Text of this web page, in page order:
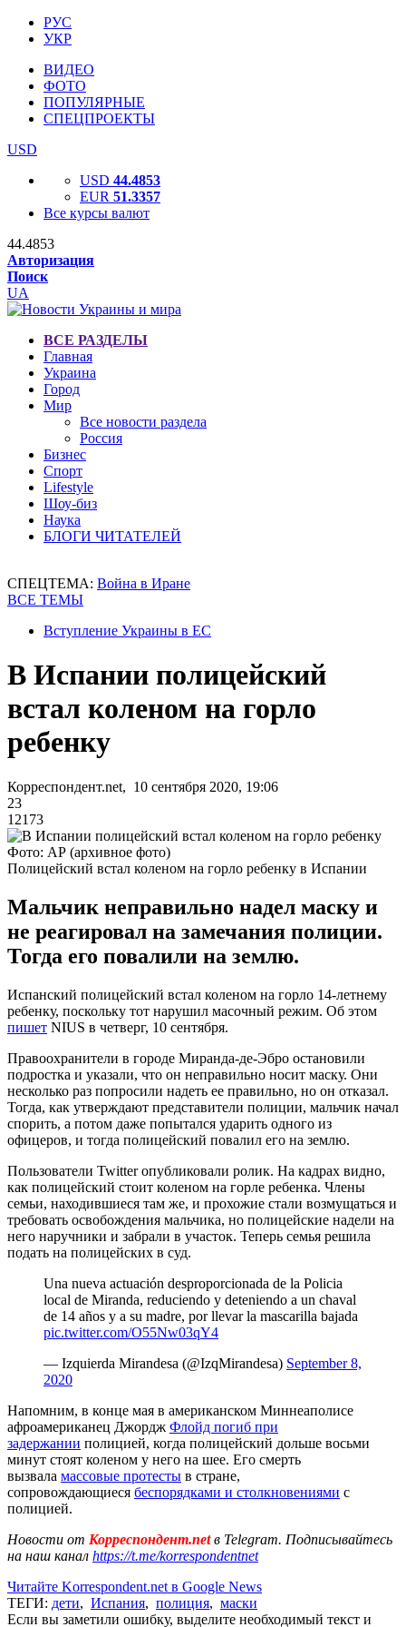
РУС
УКР
ВИДЕО
ФОТО
ПОПУЛЯРНЫЕ
СПЕЦПРОЕКТЫ
USD
USD 44.4853
EUR 51.3357
Все курсы валют
44.4853
Авторизация
Поиск
UA
ВСЕ РАЗДЕЛЫ
Главная
Украина
Город
Мир
Все новости раздела
Россия
Бизнес
Спорт
Lifestyle
Шоу-биз
Наука
БЛОГИ ЧИТАТЕЛЕЙ
СПЕЦТЕМА: Война в Иране
ВСЕ ТЕМЫ
Вступление Украины в ЕС
В Испании полицейский
встал коленом на горло
ребенку
Корреспондент.net, 10 сентября 2020, 19:06
23
12173
Фото: АР (архивное фото)
Полицейский встал коленом на горло ребенку в Испании
Мальчик неправильно надел маску и
не реагировал на замечания полиции.
Тогда его повалили на землю.
Испанский полицейский встал коленом на горло 14-летнему
ребенку, поскольку тот нарушил масочный режим. Об этом
пишет NIUS в четверг, 10 сентября.
Правоохранители в городе Миранда-де-Эбро остановили
подростка и указали, что он неправильно носит маску. Они
несколько раз попросили надеть ее правильно, но он отказал.
Тогда, как утверждают представители полиции, мальчик начал
спорить, а потом даже попытался ударить одного из
офицеров, и тогда полицейский повалил его на землю.
Пользователи Twitter опубликовали ролик. На кадрах видно,
как полицейский стоит коленом на горле ребенка. Члены
семьи, находившиеся там же, и прохожие стали возмущаться и
требовать освобождения мальчика, но полицейские надели на
него наручники и забрали в участок. Теперь семья решила
подать на полицейских в суд.
Una nueva actuación desproporcionada de la Policia
local de Miranda, reduciendo y deteniendo a un chaval
de 14 años y a su madre, por llevar la mascarilla bajada
pic.twitter.com/O55Nw03qY4
— Izquierda Mirandesa (@IzqMirandesa) September 8,
2020
Напомним, в конце мая в американском Миннеаполисе
афроамериканец Джордж Флойд погиб при
задержании полицией, когда полицейский дольше восьми
минут стоят коленом у него на шее. Его смерть
вызвала массовые протесты в стране,
сопровождающиеся беспорядками и столкновениями с
полицией.
Новости от Корреспондент.netв Telegram. Подписывайтесь
на наш канал https://t.me/korrespondentnet
Читайте Korrespondent.net в Google News
ТЕГИ: дети, Испания, полиция, маски
Если вы заметили ошибку, выделите необходимый текст и